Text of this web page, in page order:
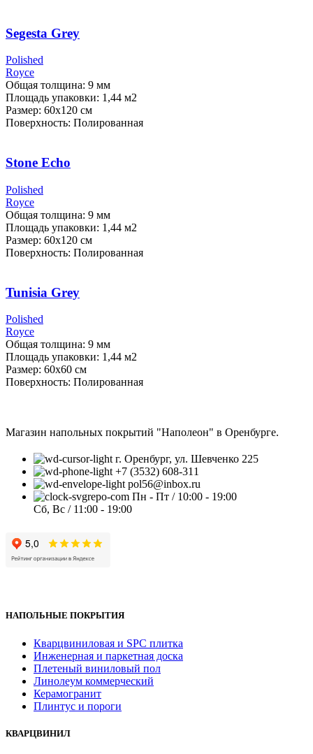
Segesta Grey
Polished
Royce
Общая толщина: 9 мм
Площадь упаковки: 1,44 м2
Размер: 60х120 см
Поверхность: Полированная
Stone Echo
Polished
Royce
Общая толщина: 9 мм
Площадь упаковки: 1,44 м2
Размер: 60х120 см
Поверхность: Полированная
Tunisia Grey
Polished
Royce
Общая толщина: 9 мм
Площадь упаковки: 1,44 м2
Размер: 60х60 см
Поверхность: Полированная
Магазин напольных покрытий "Наполеон" в Оренбурге.
г. Оренбург, ул. Шевченко 225
+7 (3532) 608-311
pol56@inbox.ru
Пн - Пт / 10:00 - 19:00
Сб, Вс / 11:00 - 19:00
НАПОЛЬНЫЕ ПОКРЫТИЯ
Кварцвиниловая и SPC плитка
Инженерная и паркетная доска
Плетеный виниловый пол
Линолеум коммерческий
Керамогранит
Плинтус и пороги
КВАРЦВИНИЛ